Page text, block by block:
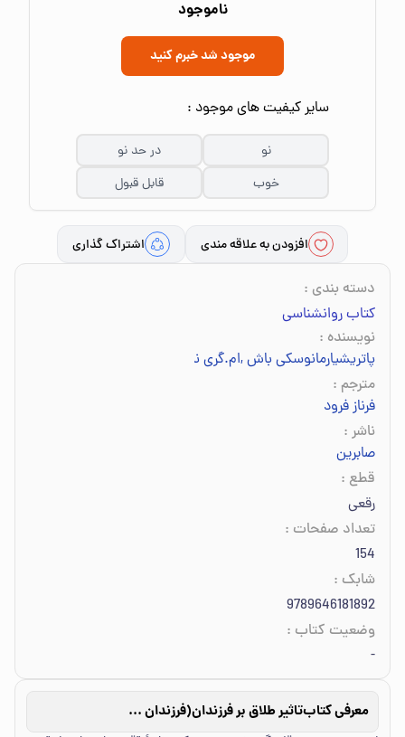
ناموجود
موجود شد خبرم کنید
سایر کیفیت های موجود :
نو
در حد نو
خوب
قابل قبول
افزودن به علاقه مندی اشتراک گذاری
دسته بندی :
کتاب روانشناسی
نویسنده :
پاتریشیارمانوسکی باش,ام.گری نیومن
مترجم :
فرناز فرود
ناشر :
صابرین
قطع :
رقعی
تعداد صفحات :
154
شابک :
9789646181892
وضعیت کتاب :
-
معرفی کتاب تاثیر طلاق بر فرزندان(فرزندان طلاق_1)